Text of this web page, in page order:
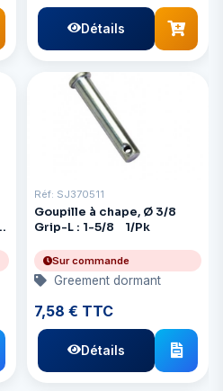
Détails
Réf: SJ370511
Goupille à chape, Ø 3/8
Grip-L : 1-5/8 1/Pk
Sur commande
Greement dormant
7,58 € TTC
Détails